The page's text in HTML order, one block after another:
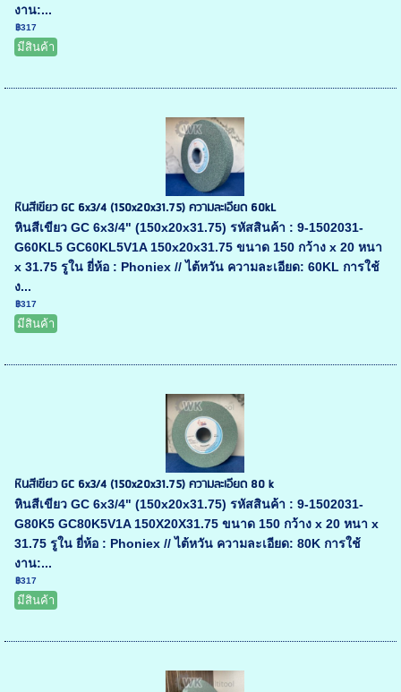
งาน:...
฿317
มีสินค้า
หินสีเขียว GC 6x3/4 (150x20x31.75) ความละเอียด 60kL
หินสีเขียว GC 6x3/4" (150x20x31.75) รหัสสินค้า : 9-1502031-
G60KL5 GC60KL5V1A 150x20x31.75 ขนาด 150 กว้าง x 20 หนา
x 31.75 รูใน ยี่ห้อ : Phoniex // ไต้หวัน ความละเอียด: 60KL การใช้
ง...
฿317
มีสินค้า
หินสีเขียว GC 6x3/4 (150x20x31.75) ความละเอียด 80 k
หินสีเขียว GC 6x3/4" (150x20x31.75) รหัสสินค้า : 9-1502031-
G80K5 GC80K5V1A 150X20X31.75 ขนาด 150 กว้าง x 20 หนา x
31.75 รูใน ยี่ห้อ : Phoniex // ไต้หวัน ความละเอียด: 80K การใช้
งาน:...
฿317
มีสินค้า